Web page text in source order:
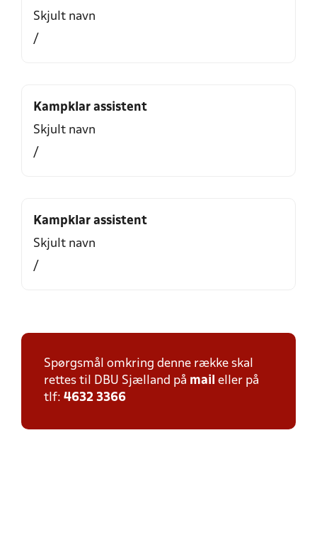
Skjult navn
/
Kampklar assistent
Skjult navn
/
Kampklar assistent
Skjult navn
/
Spørgsmål omkring denne række skal
rettes til DBU Sjælland på mail eller på
tlf: 4632 3366